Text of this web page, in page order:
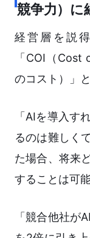
競争力）に
経営層を説
「COI（
のコスト）」
「AIを導入す
るのは難しく
た場合、将来
することは可能
「競合他社が